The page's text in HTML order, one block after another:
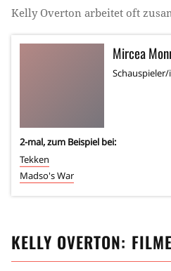
Kelly Overton arbeitet oft
Mircea
Schauspieler/
2-mal, zum Beispiel bei:
Tekken
Madso's War
KELLY OVERTON: